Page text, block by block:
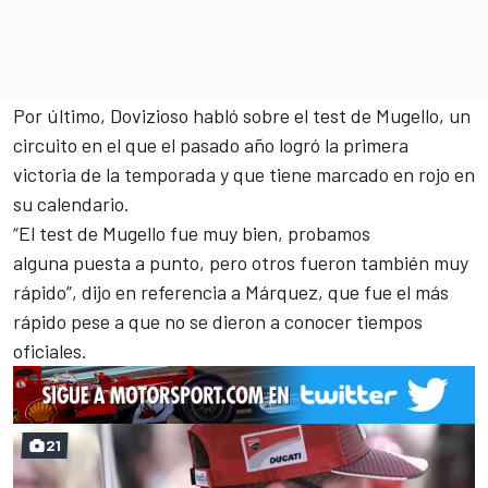
Por último, Dovizioso habló sobre el test de Mugello, un
circuito en el que el pasado año logró la primera
victoria de la temporada y que tiene marcado en rojo en
su calendario.
“El test de Mugello fue muy bien, probamos
alguna puesta a punto, pero otros fueron también muy
rápido”, dijo en referencia a Márquez, que fue el más
rápido pese a que no se dieron a conocer tiempos
oficiales.
21